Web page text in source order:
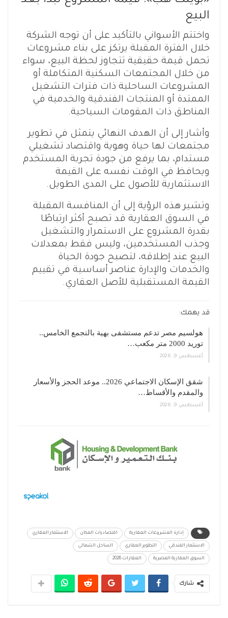
البيع
المناطق ذات المقومات السياحية.
وأشار إلى أن الهدف النهائي يتمثل في تطوير
الاستثمارية للأصول على المدى الطويل.
القيمة المستقبلية للأصل العقاري.
قد يهمك:
هولسيم مصر تدعم مستشفى بهية بالتجمع الخامس..
توريد 2000 متر مكعب…
أغسطس 9, 2026
شقق الإسكان الاجتماعي 2026.. موعد الحجز والأسعار
والمقدم والأقساط…
أغسطس 9, 2026
إدارة المشروعات العقارية اقتصاديات المكان الاستثمار العقاري
الاستثمار الفندقي التطوير العقاري الساحل الشمالي
السوق العقارية المصرية العقارات 2026
شارك